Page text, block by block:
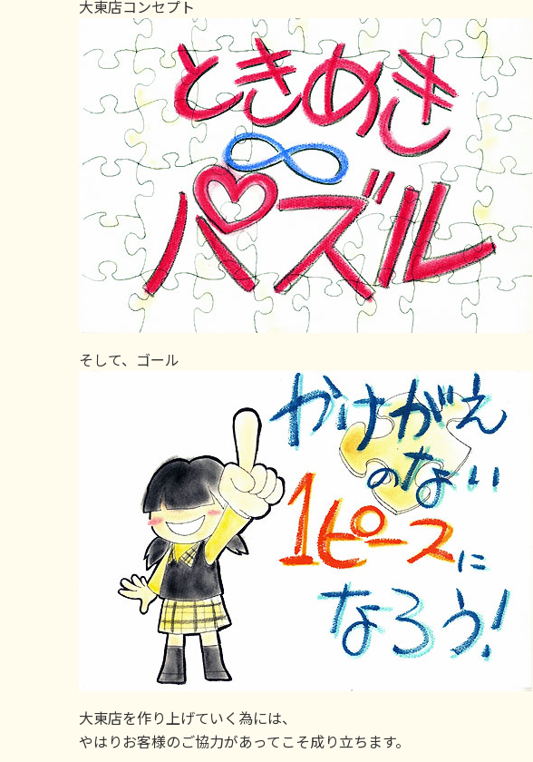
大東店コンセプト
そして、ゴール
大東店を作り上げていく為には、
やはりお客様のご協力があってこそ成り立ちます。